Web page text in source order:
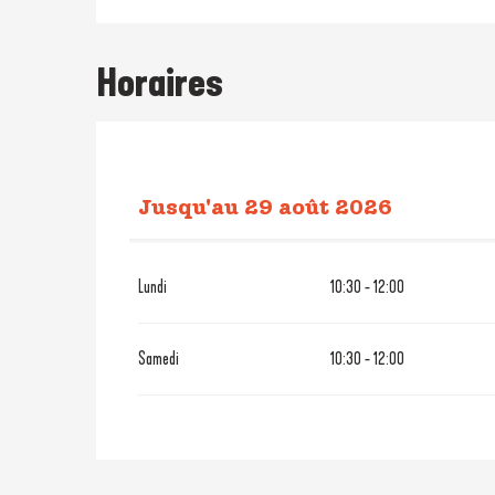
Horaires
Jusqu'au 29 août 2026
Lundi 10:30 - 12:00
Samedi 10:30 - 12:00